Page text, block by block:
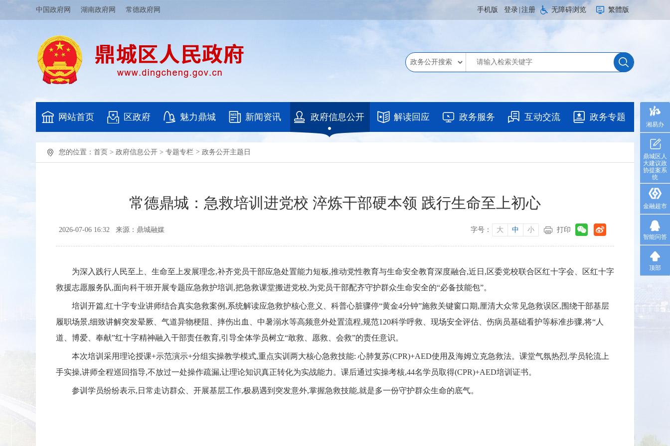
中国政府网 湖南政府网 常德政府网 手机版 登录 注册 无障碍浏览 繁體版
网站首页 区政府 魅力鼎城 新闻资讯 政府信息公开 解读回应 政务服务 互动交流 政务专题
您的位置： 首页 > 政府信息公开 > 专题专栏 > 政务公开主题日
常德鼎城：急救培训进党校 淬炼干部硬本领 践行生命至上初心
2026-07-06 16:32 来源：鼎城融媒 字号： 大 中 小 打印
为深入践行人民至上、生命至上发展理念,补齐党员干部应急处置能力短板,推动党性教育与生命安全教育深度融合,近日,区委党校联合区红十字会、区红十字
救援志愿服务队,面向科干班开展专题应急救护培训,把急救课堂搬进党校,为党员干部配齐守护群众生命安全的“必备技能包”。
培训开篇,红十字专业讲师结合真实急救案例,系统解读应急救护核心意义、科普心脏骤停“黄金4分钟”施救关键窗口期,厘清大众常见急救误区,围绕干部基层
履职场景,细致讲解突发晕厥、气道异物梗阻、摔伤出血、中暑溺水等高频意外处置流程,规范120科学呼救、现场安全评估、伤病员基础看护等标准步骤,将“人
道、博爱、奉献”红十字精神融入干部责任教育,引导全体学员树立“敢救、愿救、会救”的责任意识。
本次培训采用理论授课+示范演示+分组实操教学模式,重点实训两大核心急救技能: 心肺复苏(CPR)+AED使用及海姆立克急救法。课堂气氛热烈,学员轮流上
手实操,讲师全程巡回指导,不放过一处操作疏漏,让理论知识真正转化为实战能力。课后通过实操考核,44名学员取得(CPR)+AED培训证书。
参训学员纷纷表示,日常走访群众、开展基层工作,极易遇到突发意外,掌握急救技能,就是多一份守护群众生命的底气。
湘易办
鼎城区人
大建议政
协提案系
统
金融超市
智能问答
顶部